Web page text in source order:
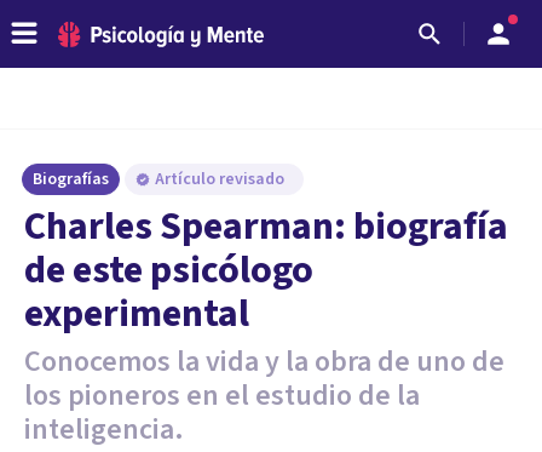
Biografías Artículo revisado
Charles Spearman: biografía
de este psicólogo
experimental
Conocemos la vida y la obra de uno de
los pioneros en el estudio de la
inteligencia.